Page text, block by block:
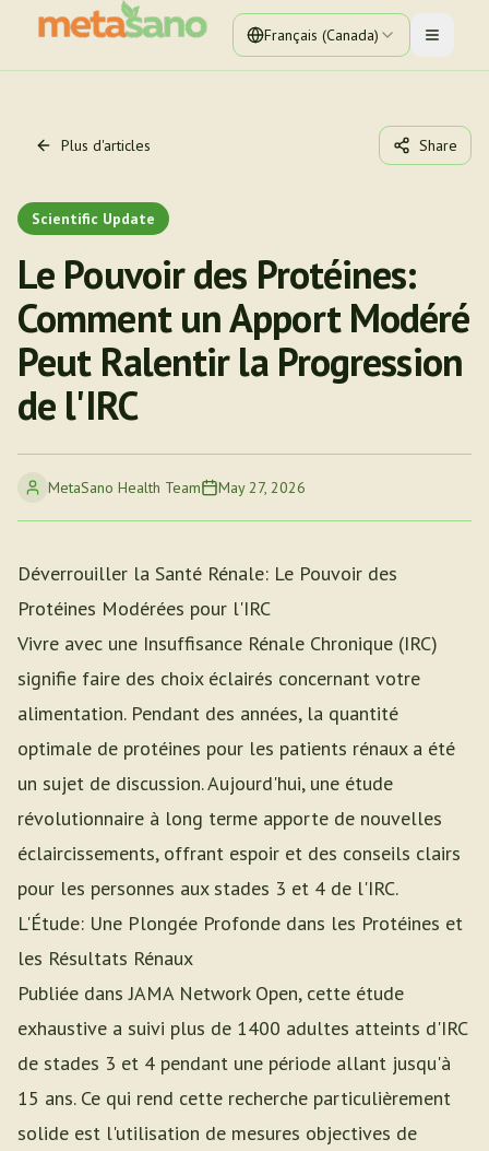
Français (Canada) Toggle
Plus d'articles Share
Scientific Update
Le Pouvoir des Protéines:
Comment un Apport Modéré
Peut Ralentir la Progression
de l'IRC
MetaSano Health Team May 27, 2026
Déverrouiller la Santé Rénale: Le Pouvoir des
Protéines Modérées pour l'IRC
Vivre avec une Insuffisance Rénale Chronique (IRC)
signifie faire des choix éclairés concernant votre
alimentation. Pendant des années, la quantité
optimale de protéines pour les patients rénaux a été
un sujet de discussion. Aujourd'hui, une étude
révolutionnaire à long terme apporte de nouvelles
éclaircissements, offrant espoir et des conseils clairs
pour les personnes aux stades 3 et 4 de l'IRC.
L'Étude: Une Plongée Profonde dans les Protéines et
les Résultats Rénaux
Publiée dans JAMA Network Open, cette étude
exhaustive a suivi plus de 1400 adultes atteints d'IRC
de stades 3 et 4 pendant une période allant jusqu'à
15 ans. Ce qui rend cette recherche particulièrement
solide est l'utilisation de mesures objectives de